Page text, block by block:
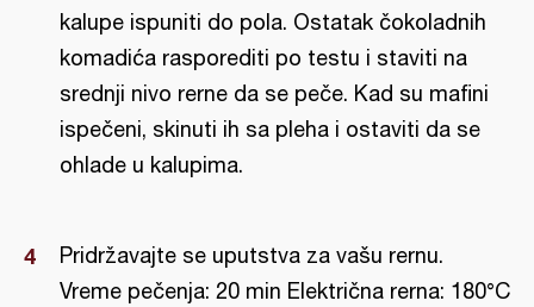
kalupe ispuniti do pola. Ostatak čokoladnih
komadića rasporediti po testu i staviti na
srednji nivo rerne da se peče. Kad su mafini
ispečeni, skinuti ih sa pleha i ostaviti da se
ohlade u kalupima.
Pridržavajte se uputstva za vašu rernu.
Vreme pečenja: 20 min Električna rerna: 180°C